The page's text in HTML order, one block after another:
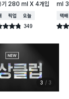
기 280 ml X 4개입
배송매장픽업오늘배송
점 349
건 작성
ml 3
택배
별점
1 3